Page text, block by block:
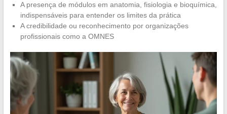
A presença de módulos em anatomia, fisiologia e bioquímica,
indispensáveis para entender os limites da prática
A credibilidade ou reconhecimento por organizações
profissionais como a OMNES